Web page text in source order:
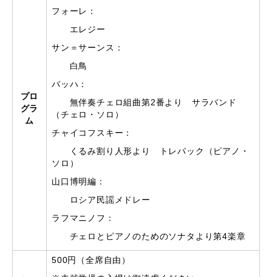
プロ
グラ
ム
フォーレ：
エレジー
サン＝サーンス：
白鳥
バッハ：
無伴奏チェロ組曲第2番より サラバンド
（チェロ・ソロ）
チャイコフスキー：
くるみ割り人形より トレパック（ピアノ・
ソロ）
山口博明編：
ロシア民謡メドレー
ラフマニノフ：
チェロとピアノのためのソナタより第4楽章
500円（全席自由）